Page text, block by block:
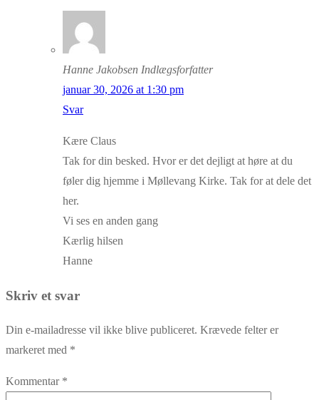
Hanne Jakobsen Indlægsforfatter
januar 30, 2026 at 1:30 pm
Svar
Kære Claus
Tak for din besked. Hvor er det dejligt at høre at du
føler dig hjemme i Møllevang Kirke. Tak for at dele det
her.
Vi ses en anden gang
Kærlig hilsen
Hanne
Skriv et svar
Din e-mailadresse vil ikke blive publiceret. Krævede felter er
markeret med *
Kommentar *